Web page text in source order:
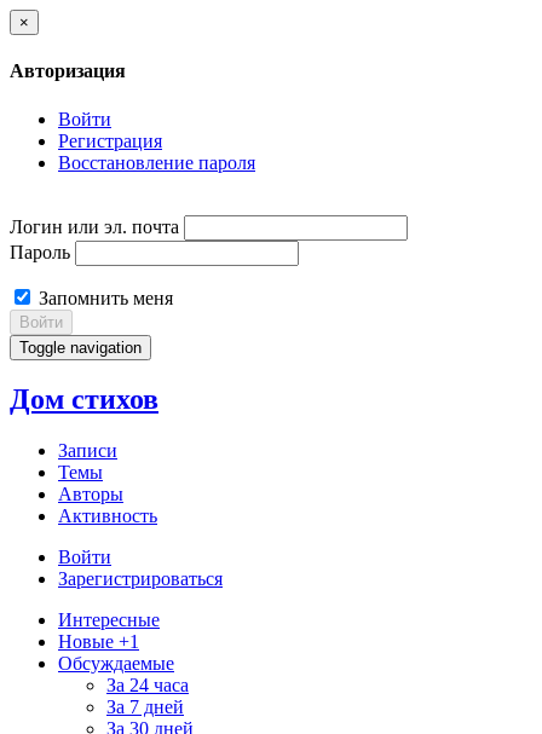
×
Авторизация
Войти
Регистрация
Восстановление пароля
Логин или эл. почта
Пароль
Запомнить меня
Войти
Toggle navigation
Дом стихов
Записи
Темы
Авторы
Активность
Войти
Зарегистрироваться
Интересные
Новые +1
Обсуждаемые
За 24 часа
За 7 дней
За 30 дней